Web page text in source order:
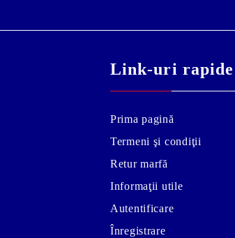
Link-uri rapide
Prima pagină
Termeni şi condiţii
Retur marfă
Informaţii utile
Autentificare
Înregistrare